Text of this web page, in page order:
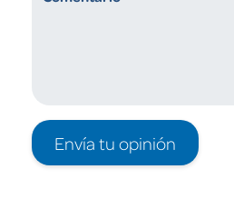
Envía tu opinión